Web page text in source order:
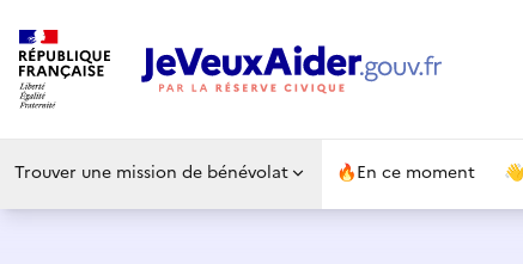
Trouver une mission de bénévolat 🔥En ce moment 👋